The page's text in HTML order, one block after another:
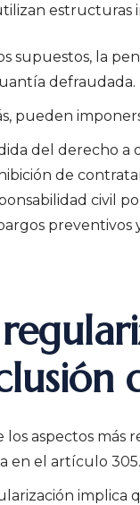
estructuras
supuestos, la
defraudada.
pueden
del derecho a
de
civil
preventivos
los aspectos más
en el artículo
implica